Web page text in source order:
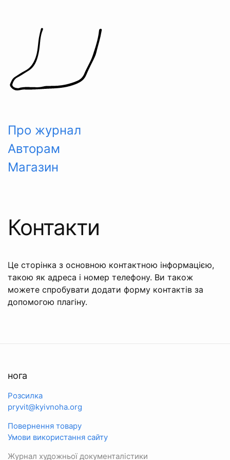
Про журнал
Авторам
Магазин
Контакти
Це сторінка з основною контактною інформацією,
такою як адреса і номер телефону. Ви також
можете спробувати додати форму контактів за
допомогою плагіну.
нога
Розсилка
pryvit@kyivnoha.org
Повернення товару
Умови використання сайту
Журнал художньої документалістики